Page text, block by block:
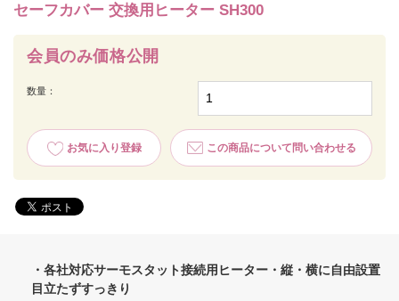
セーフカバー 交換用ヒーター SH300
会員のみ価格公開
数量：
お気に入り登録 この商品について問い合わせる
・各社対応サーモスタット接続用ヒーター・縦・横に自由設置
目立たずすっきり